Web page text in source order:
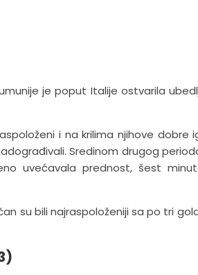
je poput Italije ostvarila
i na krilima njihove dobre
Sredinom drugog
uvećavala prednost, šest
su bili najraspoloženiji sa po tri